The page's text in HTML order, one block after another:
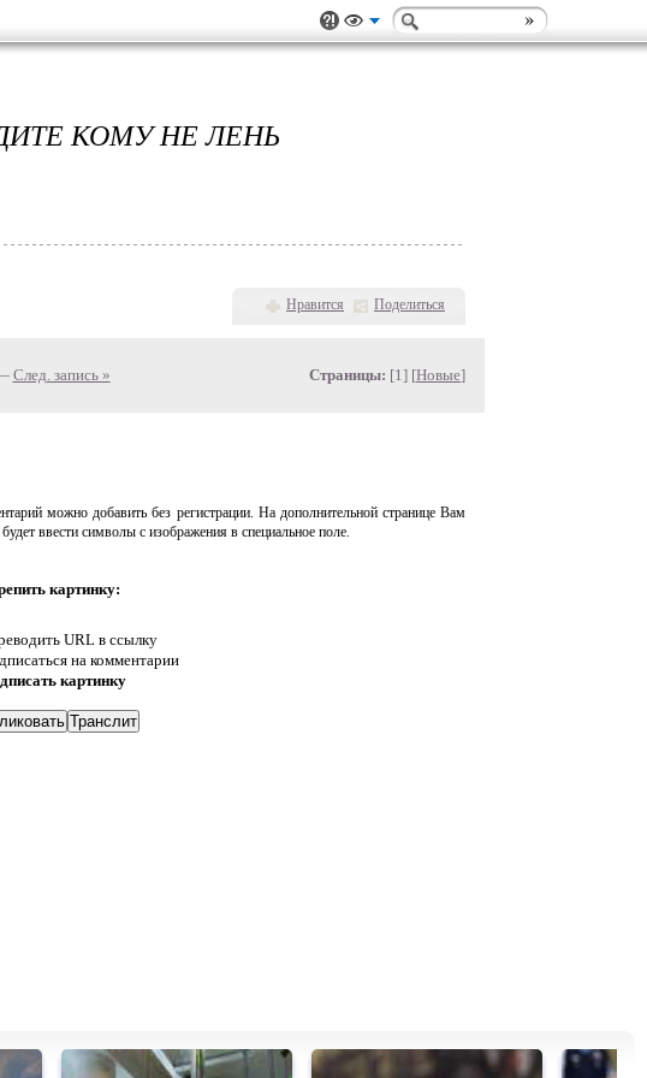
КОМУ НЕ ЛЕНЬ
Нравится Поделиться
След. запись » Страницы: [1] [Новые]
можно добавить без регистрации. На дополнительной странице Вам
ввести символы с изображения в специальное поле.
картинку:
URL в ссылку
на комментарии
картинку